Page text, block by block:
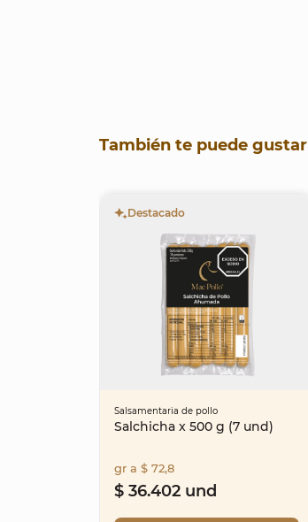
También te puede gustar
Destacado
Salsamentaria de pollo
Salchicha x 500 g (7 und)
gr a $ 72,8
$ 36.402 und